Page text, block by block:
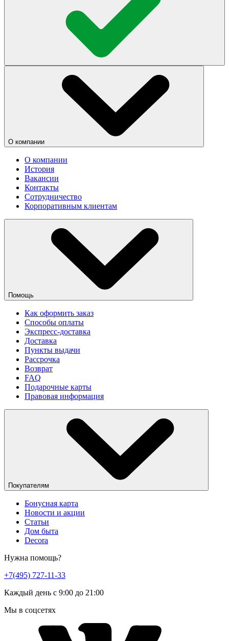
О компании
О компании
История
Вакансии
Контакты
Сотрудничество
Корпоративным клиентам
Помощь
Как оформить заказ
Способы оплаты
Экспресс-доставка
Доставка
Пункты выдачи
Рассрочка
Возврат
FAQ
Подарочные карты
Правовая информация
Покупателям
Бонусная карта
Новости и акции
Статьи
Дом быта
Decora
Нужна помощь?
+7(495) 727-11-33
Каждый день с 9:00 до 21:00
Мы в соцсетях